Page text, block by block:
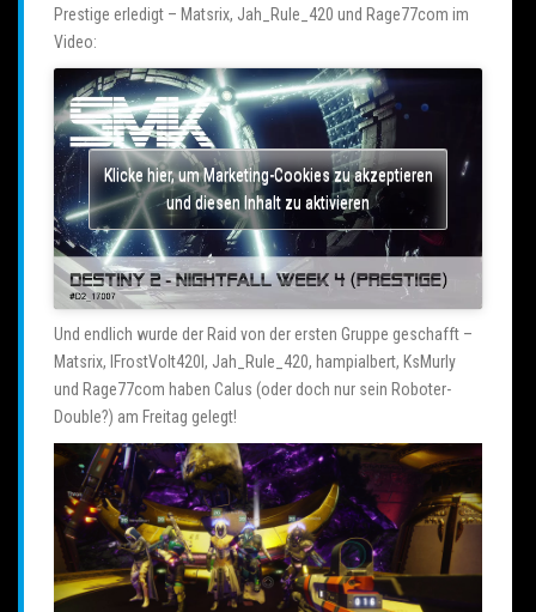
Prestige erledigt – Matsrix, Jah_Rule_420 und Rage77com im
Video:
Klicke hier, um Marketing-Cookies zu akzeptieren
und diesen Inhalt zu aktivieren
Und endlich wurde der Raid von der ersten Gruppe geschafft –
Matsrix, IFrostVolt420I, Jah_Rule_420, hampialbert, KsMurly
und Rage77com haben Calus (oder doch nur sein Roboter-
Double?) am Freitag gelegt!